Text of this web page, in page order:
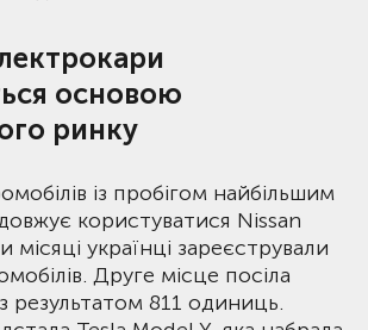
основою
ринку
із пробігом найбільшим
користуватися Nissan
місяці українці зареєстрували
Друге місце посіла
результатом 811 одиниць.